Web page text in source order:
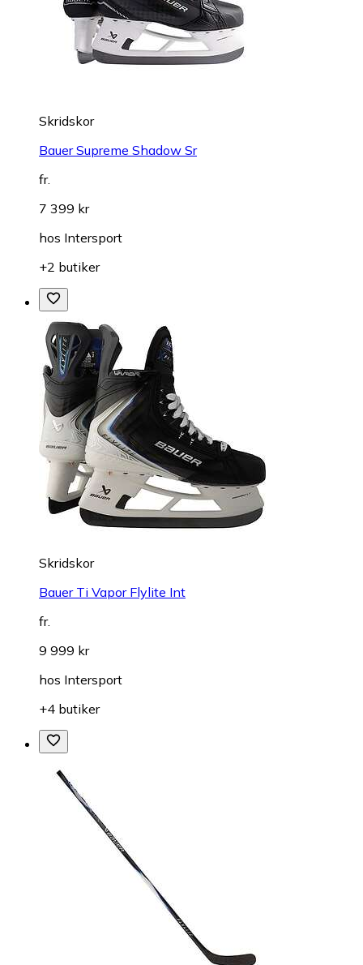
Skridskor
Bauer Supreme Shadow Sr
fr.
7 399 kr
hos Intersport
+2 butiker
Skridskor
Bauer Ti Vapor Flylite Int
fr.
9 999 kr
hos Intersport
+4 butiker